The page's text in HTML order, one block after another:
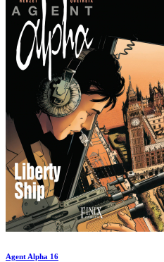
Agent Alpha 16